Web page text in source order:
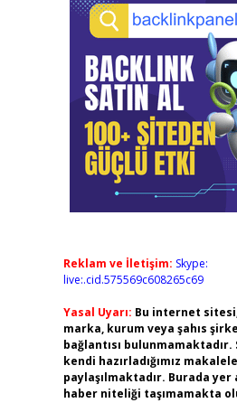
Reklam ve İletişim: Skype:
live:.cid.575569c608265c69
Yasal Uyarı: Bu internet
marka, kurum veya şahıs
bağlantısı bulunmamaktadır.
kendi hazırladığımız
paylaşılmaktadır. Burada
haber niteliği taşımamakta